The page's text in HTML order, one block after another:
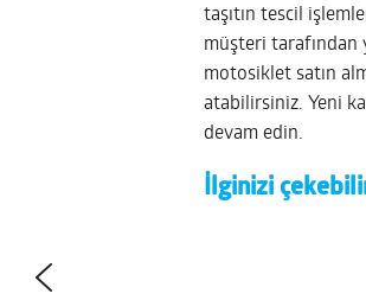
taşıtın tescil
müşteri tarafından
motosiklet satın
atabilirsiniz. Yeni
devam edin.
İlginizi